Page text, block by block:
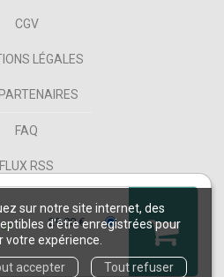
sur notre site internet, des
d'être enregistrées pour
votre expérience.
accepter Tout refuser
En
29,00 €
CGV
LÉGALES
FAQ
FLUX RSS
PUBLISHING TECHNOLOGIES.IZIBOOK®
DE LA SOCIÉTÉ NUXOS PUBLISHING